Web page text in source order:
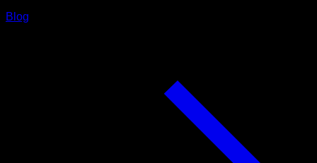
Blog